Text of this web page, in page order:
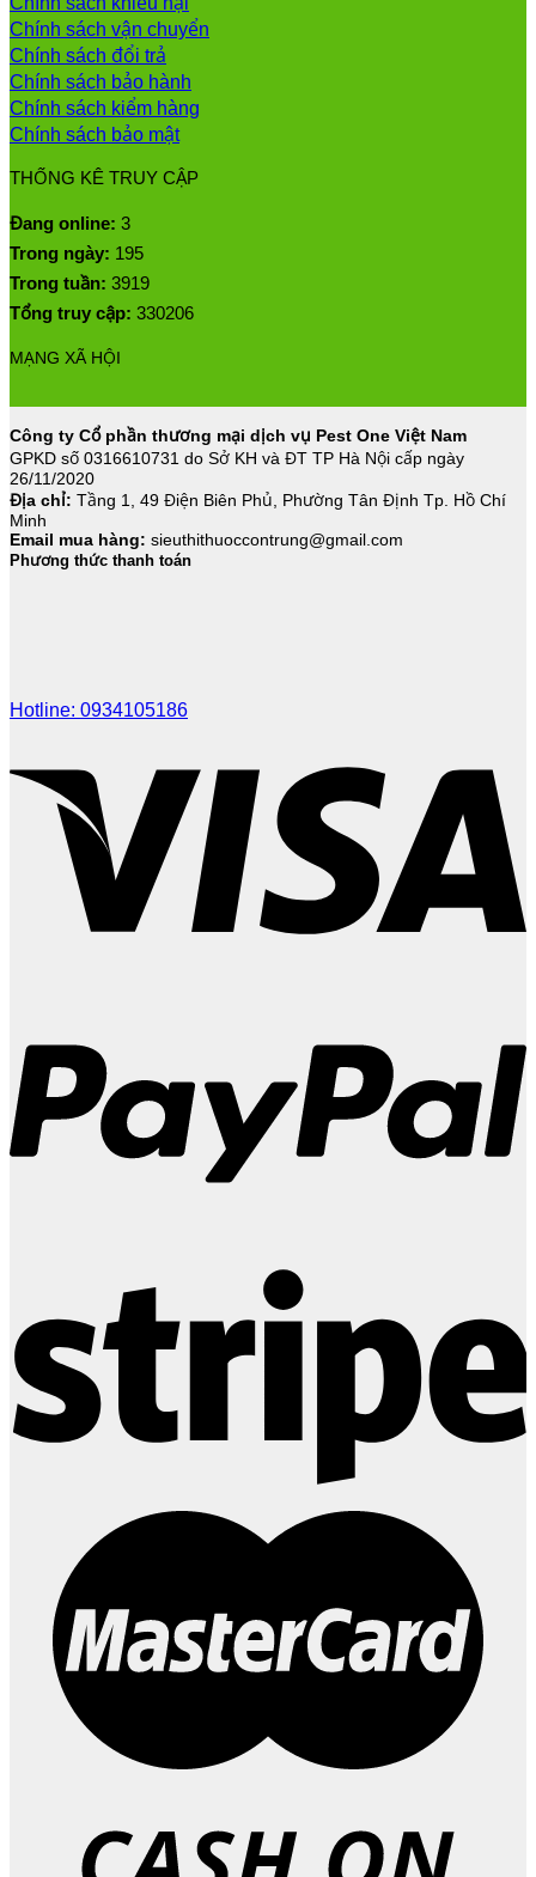
Chính sách vận chuyển
Chính sách đổi trả
Chính sách bảo hành
Chính sách kiểm hàng
Chính sách bảo mật
THỐNG KÊ TRUY CẬP
Đang online: 3
Trong ngày: 195
Trong tuần: 3919
Tổng truy cập: 330206
MẠNG XÃ HỘI
Công ty Cổ phần thương mại dịch vụ Pest One Việt Nam
GPKD số 0316610731 do Sở KH và ĐT TP Hà Nội cấp ngày
26/11/2020
Địa chỉ: Tầng 1, 49 Điện Biên Phủ, Phường Tân Định Tp. Hồ Chí
Minh
Email mua hàng: sieuthithuoccontrung@gmail.com
Phương thức thanh toán
Hotline: 0934105186